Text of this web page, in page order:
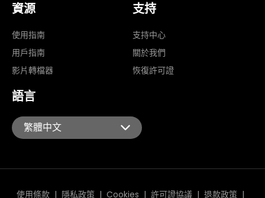
資源
使用指南
用戶指南
影片轉檔器
支持
支持中心
關於我們
恢復許可證
語言
繁體中文
English
Português
Italiano
使用條款 | 隱私政策 | Cookies | 許可證協議 | 退款政策 |